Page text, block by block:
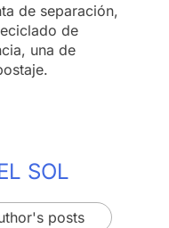
de separación,
de
una de
SOL
posts